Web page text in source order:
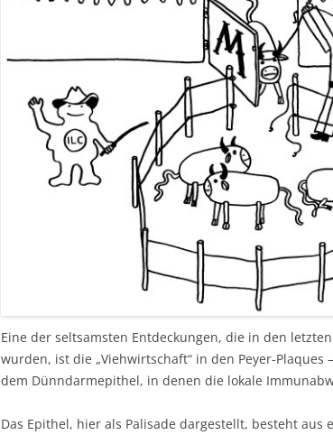
Eine der seltsamsten Entdeckungen, die in den
wurden, ist die „Viehwirtschaft“ in den Peyer-
dem Dünndarmepithel, in denen die lokale
Das Epithel, hier als Palisade dargestellt, besteht aus